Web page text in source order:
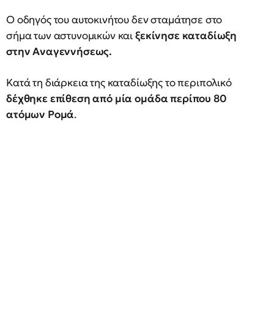
Ο οδηγός του αυτοκινήτου δεν σταμάτησε στο
σήμα των αστυνομικών καιξεκίνησε καταδίωξη
στην Αναγεννήσεως.
Κατά τη διάρκεια της καταδίωξης το περιπολικό
δέχθηκε επίθεση από μία ομάδα περίπου 80
ατόμων Ρομά.